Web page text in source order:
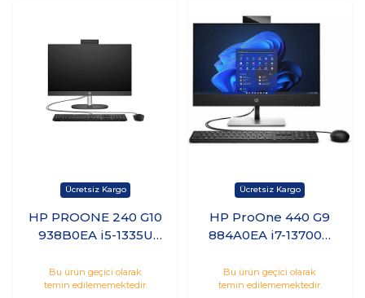
HP PROONE 240 G10
938B0EA i5-1335U
23.8" FDOS SİYAH
Bu ürün geçici olarak
temin edilememektedir.
HP ProOne 440 G9
884A0EA i7-13700T
inç FreeDos
Notebook
Bu ürün geçici olarak
temin edilememektedir.